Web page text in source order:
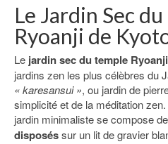
Le Jardin Sec
Ryoanji de
Le jardin sec du temple Ryoanji
jardins zen les plus célèbres du
« karesansui », ou jardin de
simplicité et de la méditation
jardin minimaliste se compose de
disposéssur un lit de gravier